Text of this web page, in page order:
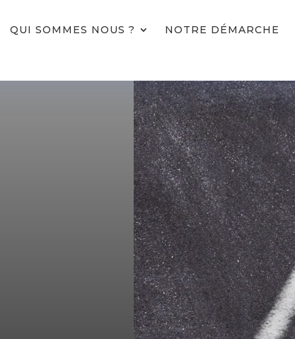
QUI SOMMES NOUS ? NOTRE DÉMARCHE